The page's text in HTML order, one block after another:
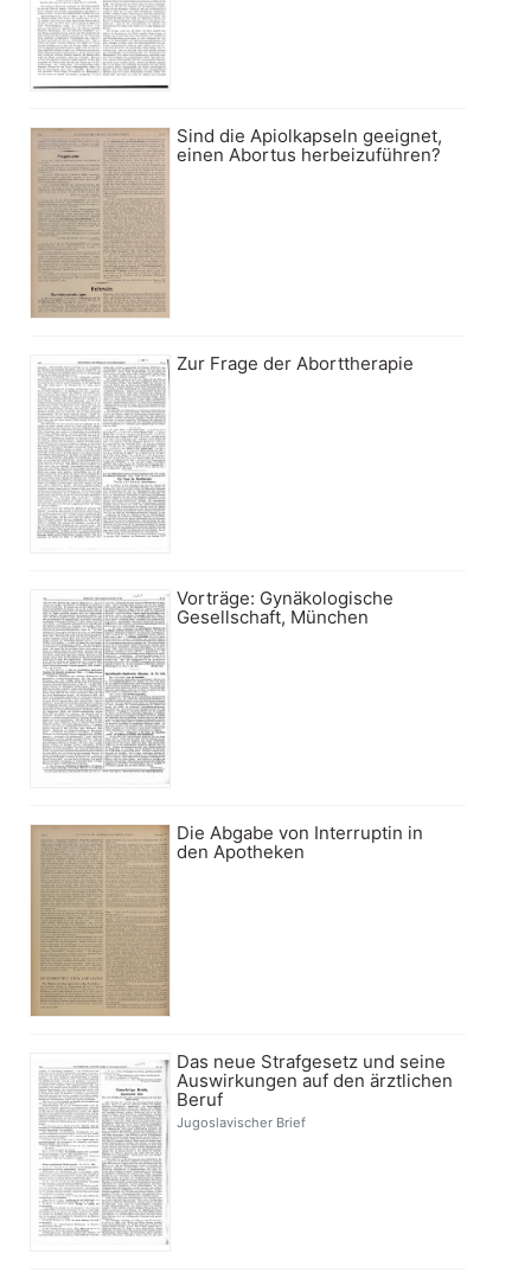
Sind die Apiolkapseln geeignet,
einen Abortus herbeizuführen?
Zur Frage der Aborttherapie
Vorträge: Gynäkologische
Gesellschaft, München
Die Abgabe von Interruptin in
den Apotheken
Das neue Strafgesetz und seine
Auswirkungen auf den ärztlichen
Beruf
Jugoslavischer Brief